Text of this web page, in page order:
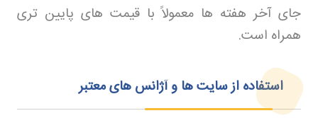
جای آخر هفته ها معمولاً با قیمت های پایین تری
همراه است.
استفاده از سایت ها و آژانس های معتبر